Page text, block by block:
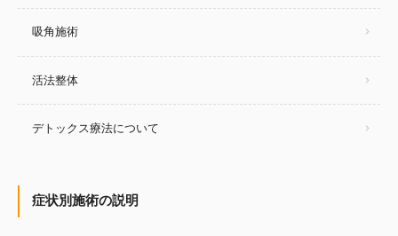
吸角施術
活法整体
デトックス療法について
症状別施術の説明